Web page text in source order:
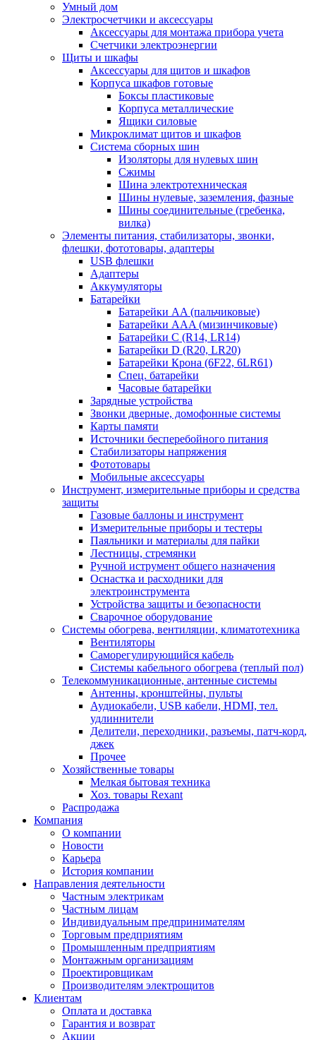
Умный дом
Электросчетчики и аксессуары
Аксессуары для монтажа прибора учета
Счетчики электроэнергии
Щиты и шкафы
Аксессуары для щитов и шкафов
Корпуса шкафов готовые
Боксы пластиковые
Корпуса металлические
Ящики силовые
Микроклимат щитов и шкафов
Система сборных шин
Изоляторы для нулевых шин
Сжимы
Шина электротехническая
Шины нулевые, заземления, фазные
Шины соединительные (гребенка,
вилка)
Элементы питания, стабилизаторы, звонки,
флешки, фототовары, адаптеры
USB флешки
Адаптеры
Аккумуляторы
Батарейки
Батарейки AA (пальчиковые)
Батарейки AAA (мизинчиковые)
Батарейки C (R14, LR14)
Батарейки D (R20, LR20)
Батарейки Крона (6F22, 6LR61)
Спец. батарейки
Часовые батарейки
Зарядные устройства
Звонки дверные, домофонные системы
Карты памяти
Источники бесперебойного питания
Стабилизаторы напряжения
Фототовары
Мобильные аксессуары
Инструмент, измерительные приборы и средства
защиты
Газовые баллоны и инструмент
Измерительные приборы и тестеры
Паяльники и материалы для пайки
Лестницы, стремянки
Ручной иструмент общего назначения
Оснастка и расходники для
электроинструмента
Устройства защиты и безопасности
Сварочное оборудование
Системы обогрева, вентиляции, климатотехника
Вентиляторы
Саморегулирующийся кабель
Системы кабельного обогрева (теплый пол)
Телекоммуникационные, антенные системы
Антенны, кронштейны, пульты
Аудиокабели, USB кабели, HDMI, тел.
удлиннители
Делители, переходники, разъемы, патч-корд,
джек
Прочее
Хозяйственные товары
Мелкая бытовая техника
Хоз. товары Rexant
Распродажа
Компания
О компании
Новости
Карьера
История компании
Направления деятельности
Частным электрикам
Частным лицам
Индивидуальным предпринимателям
Торговым предприятиям
Промышленным предприятиям
Монтажным организациям
Проектировщикам
Производителям электрощитов
Клиентам
Оплата и доставка
Гарантия и возврат
Акции